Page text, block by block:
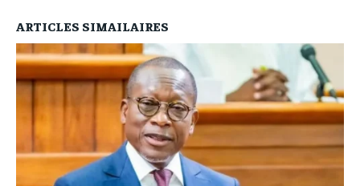
ARTICLES SIMAILAIRES